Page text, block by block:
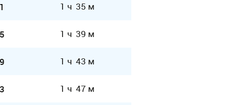
1 ч 35 м
1 ч 39 м
1 ч 43 м
1 ч 47 м